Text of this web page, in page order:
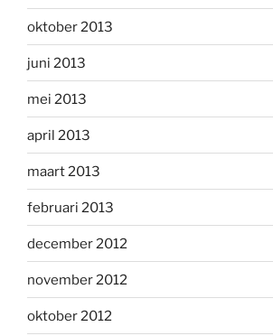
oktober 2013
juni 2013
mei 2013
april 2013
maart 2013
februari 2013
december 2012
november 2012
oktober 2012